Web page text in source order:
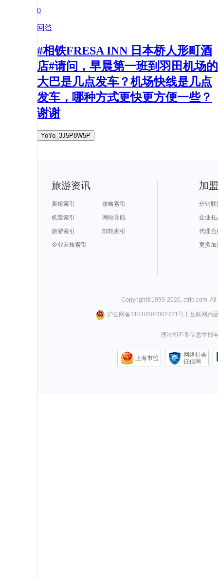
0
回答
#相铁FRESA INN 日本桥人形町酒
店#请问，早晨第一班到羽田机场的
大巴是几点发车？机场快线是几点
发车，哪种方式更快更方便一些？
谢谢
YoYo_3J5P8W5P
旅游资讯
宾馆索引
攻略索引
机票索引
网站导航
旅游索引
邮轮索引
企业差旅索引
加
分销联
企业礼
代理合
更多加
Copyright©1999-2026 ctrip.com .
沪公网备31010502002731号丨 互联网药
违法和不良信息举报
上海市监
网络社会
征信网